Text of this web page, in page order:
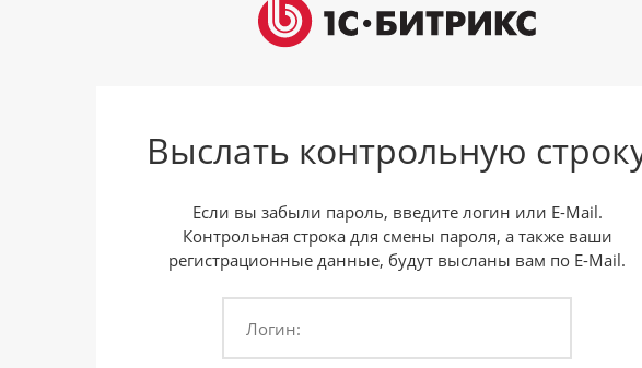
Выслать контрольную
Если вы забыли пароль, введите логин или E-Mail.
Контрольная строка для смены пароля, а также ваши
регистрационные данные, будут высланы вам по E-Mail.
Логин: